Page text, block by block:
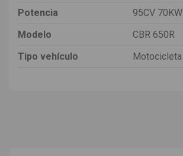
Potencia
95CV 70KW
Modelo
CBR 650R
Tipo vehículo
Motocicleta